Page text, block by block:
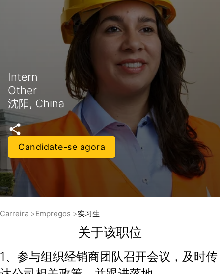
Intern
Other
沈阳, China
Candidate-se agora
Carreira Empregos 实习生
关于该职位
1、参与组织经销商团队召开会议，及时传